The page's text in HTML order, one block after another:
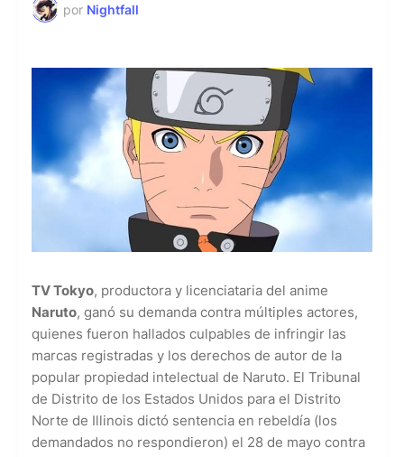
por Nightfall
TV Tokyo, productora y licenciataria del anime
Naruto, ganó su demanda contra múltiples actores,
quienes fueron hallados culpables de infringir las
marcas registradas y los derechos de autor de la
popular propiedad intelectual de Naruto. El Tribunal
de Distrito de los Estados Unidos para el Distrito
Norte de Illinois dictó sentencia en rebeldía (los
demandados no respondieron) el 28 de mayo contra